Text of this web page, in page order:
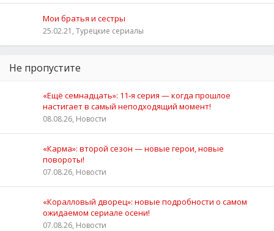
Мои братья и сестры
25.02.21, Турецкие сериалы
Не пропустите
«Ещё семнадцать»: 11‑я серия — когда прошлое
настигает в самый неподходящий момент!
08.08.26, Новости
«Карма»: второй сезон — новые герои, новые
повороты!
07.08.26, Новости
«Коралловый дворец»: новые подробности о самом
ожидаемом сериале осени!
07.08.26, Новости